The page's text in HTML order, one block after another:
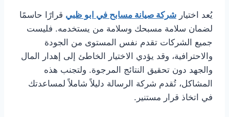
يُعد اختيار شركة صيانة مسابح في ابو ظبي قرارًا حاسمًا
لضمان سلامة مسبحك وسلامة من يستخدمه. فليست
جميع الشركات تقدم نفس المستوى من الجودة
والاحترافية، وقد يؤدي الاختيار الخاطئ إلى إهدار المال
والجهد دون تحقيق النتائج المرجوة. ولتجنب هذه
المشاكل، تُقدم شركة الرسالة دليلاً شاملاً لمساعدتك
في اتخاذ قرار مستنير.